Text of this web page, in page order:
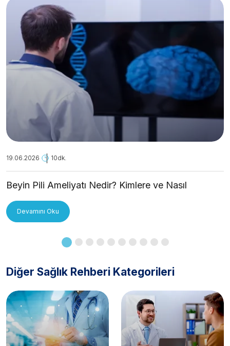
19.06.2026 10dk.
Beyin Pili Ameliyatı Nedir? Kimlere ve Nasıl
Devamını Oku
Diğer Sağlık Rehberi Kategorileri